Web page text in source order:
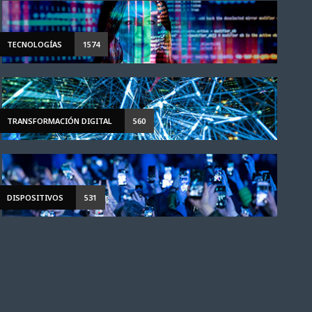
TECNOLOGÍAS 1574
TRANSFORMACIÓN DIGITAL 560
DISPOSITIVOS 531